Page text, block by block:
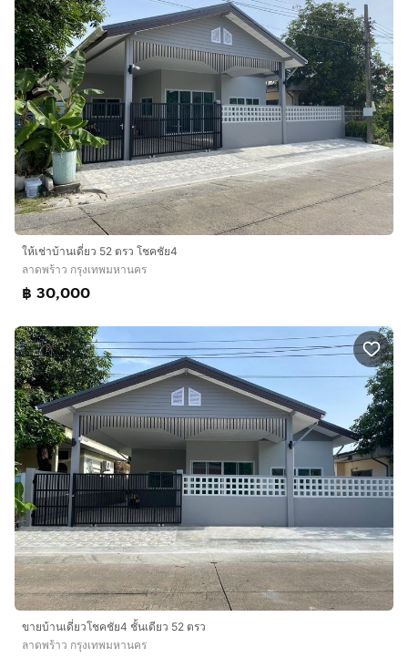
ให้เช่าบ้านเดี่ยว 52 ตรว โชคชัย4
ลาดพร้าว กรุงเทพมหานคร
฿ 30,000
ขายบ้านเดี่ยวโชคชัย4 ชั้นเดียว 52 ตรว
ลาดพร้าว กรุงเทพมหานคร